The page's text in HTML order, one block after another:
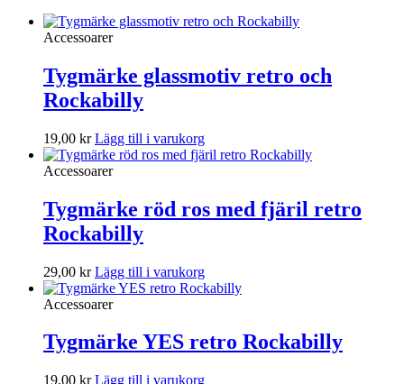
Accessoarer
Tygmärke glassmotiv retro och
Rockabilly
19,00 kr Lägg till i varukorg
Accessoarer
Tygmärke röd ros med fjäril retro
Rockabilly
29,00 kr Lägg till i varukorg
Accessoarer
Tygmärke YES retro Rockabilly
19,00 kr Lägg till i varukorg